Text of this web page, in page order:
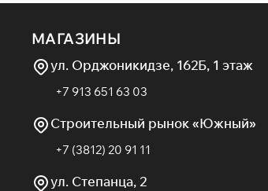
МАГАЗИНЫ
ул. Орджоникидзе, 162Б, 1 этаж
+7 913 651 63 03
Строительный рынок «Южный»
+7 (3812) 20 91 11
ул. Степанца, 2